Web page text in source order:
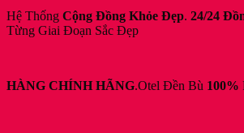
Hệ Thống Cộng Đồng Khỏe Đẹp. 24/24
Từng Giai Đoạn Sắc Đẹp
HÀNG CHÍNH HÃNG.Otel Đền Bù 100%